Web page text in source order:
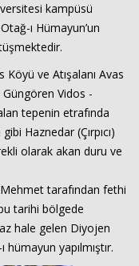
kampüsü
ı Hümayun’un
ve Atışalanı Avas
Güngören Vidos -
tepenin etrafında
Haznedar (Çırpıcı)
olarak akan duru ve
tarafından fethi
tarihi bölgede
hale gelen Diyojen
hümayun yapılmıştır.